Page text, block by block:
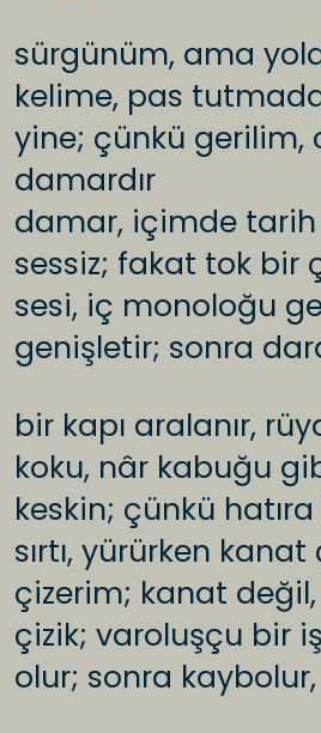
sürgünüm, ama
kelime, pas
yine; çünkü gerilim,
damardır
damar, içimde tarih
sessiz; fakat tok bir
sesi, iç monoloğu
genişletir; sonra
bir kapı aralanır,
koku, nâr kabuğu
keskin; çünkü hatıra
sırtı, yürürken
çizerim; kanat
çizik; varoluşçu bir
olur; sonra kaybolur,